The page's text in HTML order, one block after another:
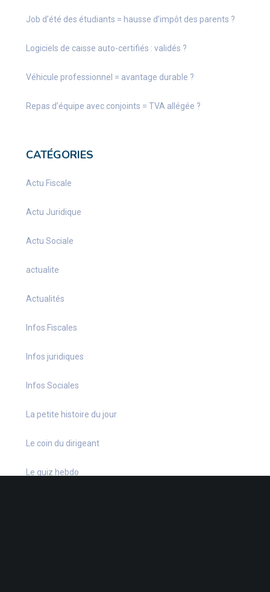
Job d’été des étudiants = hausse d’impôt des parents ?
Logiciels de caisse auto-certifiés : validés ?
Véhicule professionnel = avantage durable ?
Repas d’équipe avec conjoints = TVA allégée ?
CATÉGORIES
Actu Fiscale
Actu Juridique
Actu Sociale
actualite
Actualités
Infos Fiscales
Infos juridiques
Infos Sociales
La petite histoire du jour
Le coin du dirigeant
Le quiz hebdo